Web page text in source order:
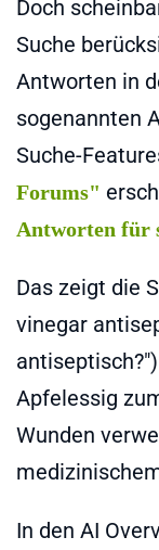
Doch
Suche
Antworten in
sogenannten
Suche-
Forums"
Antworten für
Das zeigt die
vinegar
Apfelessig
Wunden
In den AI